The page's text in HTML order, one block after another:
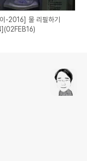
-2016] 물 리필하기